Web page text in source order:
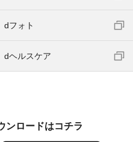
dフォト
dヘルスケア
ンロードはコチラ